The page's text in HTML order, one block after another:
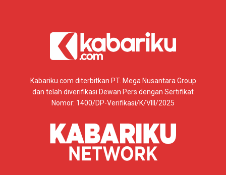
Kabariku.com diterbitkan PT. Mega Nusantara Group
dan telah diverifikasi Dewan Pers dengan Sertifikat
Nomor: 1400/DP-Verifikasi/K/VIII/2025